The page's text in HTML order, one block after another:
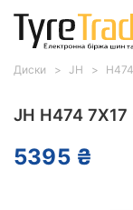
JH H474 7X17
5395 ₴
Диски JH H474